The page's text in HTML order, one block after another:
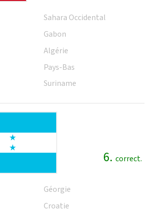
Sahara Occidental
Gabon
Algérie
Pays-Bas
Suriname
6. correct.
Géorgie
Croatie